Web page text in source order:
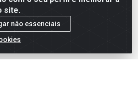
site.
não essenciais